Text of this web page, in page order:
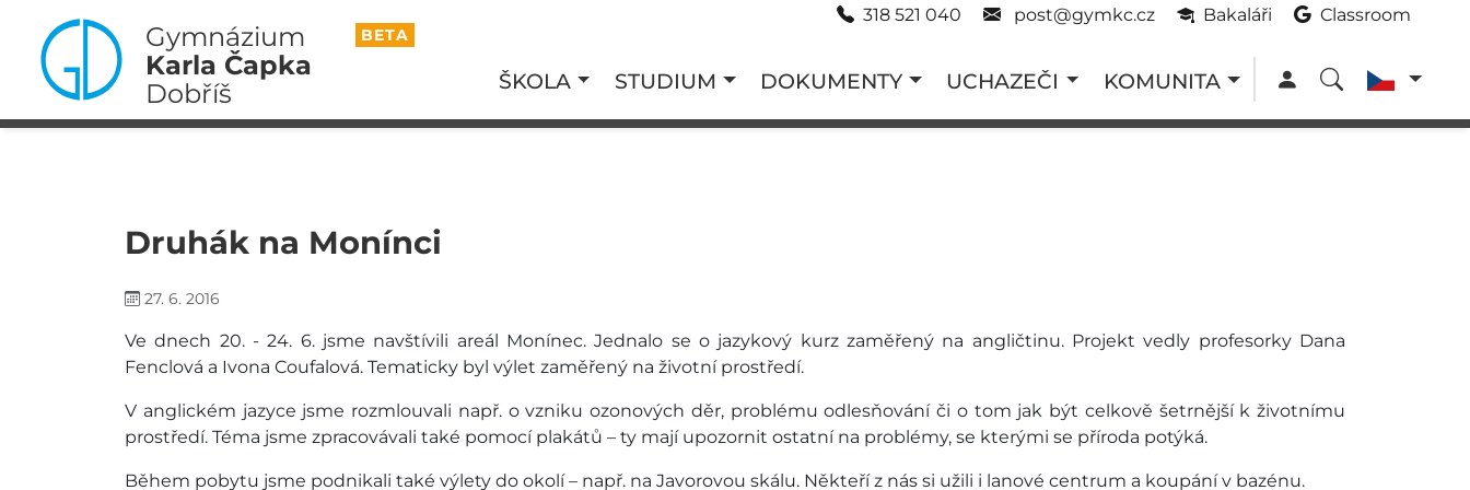
318 521 040 post@gymkc.cz Bakaláři Classroom
Gymnázium BETA
Karla Čapka
Dobříš
ŠKOLA STUDIUM DOKUMENTY UCHAZEČI KOMUNITA
Druhák na Monínci
27. 6. 2016
Ve dnech 20. - 24. 6. jsme navštívili areál Monínec. Jednalo se o jazykový kurz zaměřený na angličtinu. Projekt vedly profesorky Dana
Fenclová a Ivona Coufalová. Tematicky byl výlet zaměřený na životní prostředí.
V anglickém jazyce jsme rozmlouvali např. o vzniku ozonových děr, problému odlesňování či o tom jak být celkově šetrnější k životnímu
prostředí. Téma jsme zpracovávali také pomocí plakátů – ty mají upozornit ostatní na problémy, se kterými se příroda potýká.
Během pobytu jsme podnikali také výlety do okolí – např. na Javorovou skálu. Někteří z nás si užili i lanové centrum a koupání v bazénu.